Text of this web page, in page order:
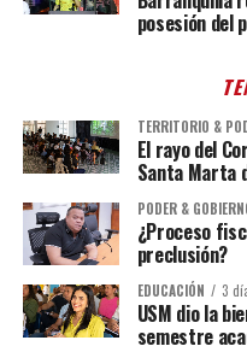
posesión del
TERRITORIO &
El rayo del
Santa Marta
PODER &
¿Proceso
preclusión?
EDUCACIÓN 3
USM dio la
semestre